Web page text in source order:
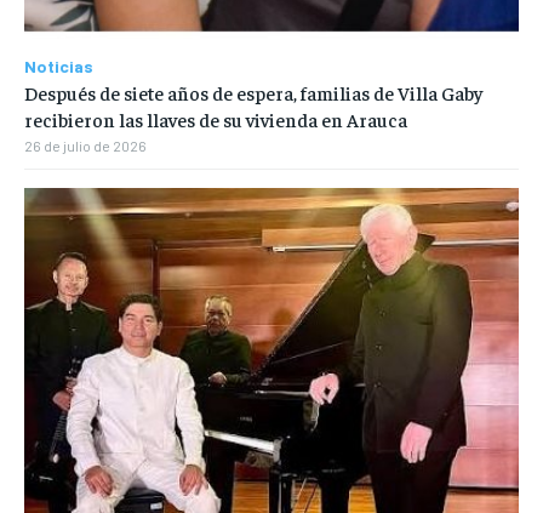
Noticias
Después de siete años de espera, familias de Villa Gaby
recibieron las llaves de su vivienda en Arauca
26 de julio de 2026